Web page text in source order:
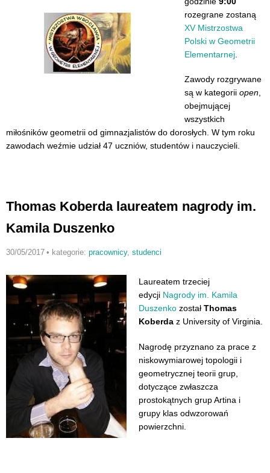
rozegrane zostaną
XV Mistrzostwa
Polski w Geometrii
Elementarnej
Zawody rozgrywane
są w kategorii open,
obejmującej
wszystkich
miłośników geometrii od gimnazjalistów do dorosłych. W tym roku
zawodach weźmie udział 47 uczniów, studentów i nauczycieli.
Thomas Koberda laureatem nagrody im.
Kamila Duszenko
30/05/2017 • kategorie: pracownicy, studenci
Laureatem trzeciej
edycji Nagrody im. Kamila
Duszenko został Thomas
Koberda z University of Virginia.
Nagrodę przyznano za prace z
niskowymiarowej topologii i
geometrycznej teorii grup,
dotyczące zwłaszcza
prostokątnych grup Artina i
grupy klas odwzorowań
powierzchni.